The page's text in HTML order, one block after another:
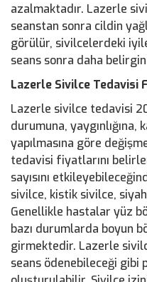
azalmaktadır. Lazerle
seanstan sonra cildin
görülür, sivilcelerdeki
seans sonra daha
Lazerle Sivilce Tedavisi
Lazerle sivilce tedavisi
durumuna, yaygınlığına,
yapılmasına göre
tedavisi fiyatlarını
sayısını
sivilce, kistik sivilce,
Genellikle hastalar yüz
bazı durumlarda boyun
girmektedir. Lazerle
seans ödenebileceği